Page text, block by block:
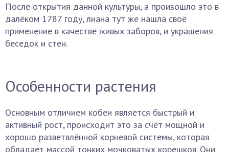
После открытия данной культуры, а произошло это в
далёком 1787 году, лиана тут же нашла своё
применение в качестве живых заборов, и украшения
беседок и стен.
Особенности растения
Основным отличием кобеи является быстрый и
активный рост, происходит это за счёт мощной и
хорошо разветвлённой корневой системы, которая
обладает массой тонких мочковатых корешков. Они